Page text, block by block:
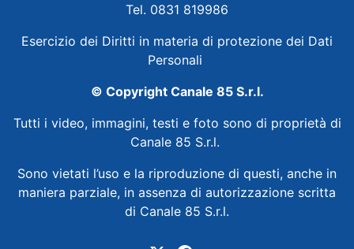
Tel. 0831 819986
Esercizio dei Diritti in materia di protezione dei Dati
Personali
© Copyright Canale 85 S.r.l.
Tutti i video, immagini, testi e foto sono di proprietà di
Canale 85 S.r.l.
Sono vietati l’uso e la riproduzione di questi, anche in
maniera parziale, in assenza di autorizzazione scritta
di Canale 85 S.r.l.